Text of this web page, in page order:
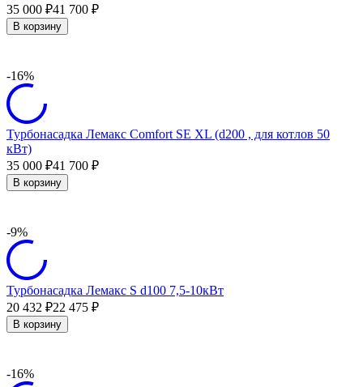
35 000 ₽41 700 ₽
В корзину
-16%
Турбонасадка Лемакс Comfort SE XL (d200 , для котлов 50
кВт)
35 000 ₽41 700 ₽
В корзину
-9%
Турбонасадка Лемакс S d100 7,5-10кВт
20 432 ₽22 475 ₽
В корзину
-16%